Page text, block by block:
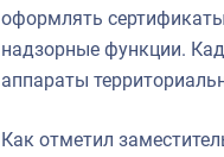
оформлять
надзорные функции.
аппараты
Как отметил